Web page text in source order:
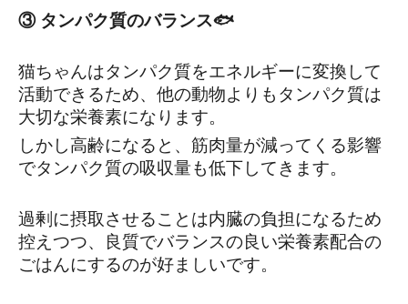
③ タンパク質のバランス🐟
猫ちゃんはタンパク質をエネルギーに変換して
活動できるため、他の動物よりもタンパク質は
大切な栄養素になります。
しかし高齢になると、筋肉量が減ってくる影響
でタンパク質の吸収量も低下してきます。
過剰に摂取させることは内臓の負担になるため
控えつつ、良質でバランスの良い栄養素配合の
ごはんにするのが好ましいです。